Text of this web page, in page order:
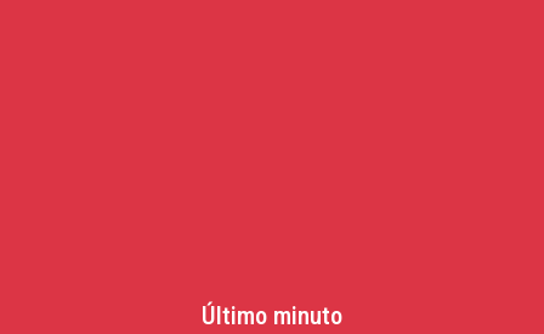
Último minuto